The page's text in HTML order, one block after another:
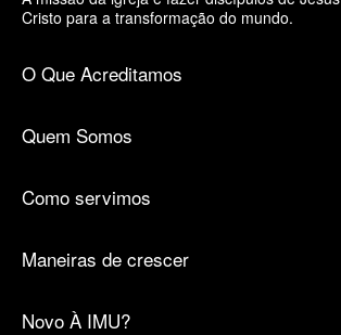
Cristo para a transformação do mundo.
O Que Acreditamos
Quem Somos
Como servimos
Maneiras de crescer
Novo À IMU?